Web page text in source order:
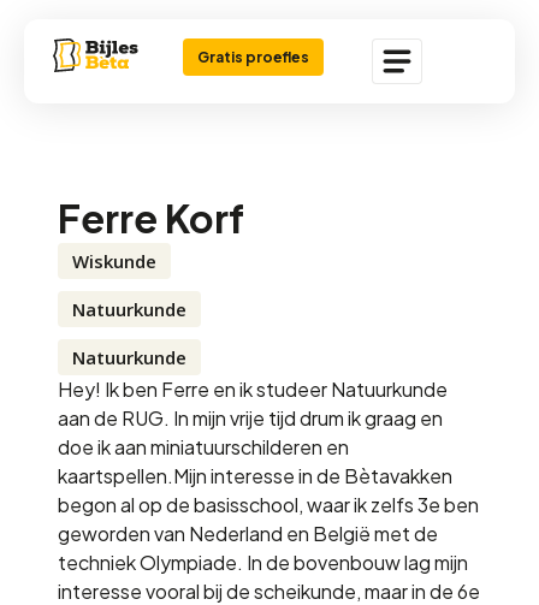
Gratis proefles
Ferre Korf
Wiskunde
Natuurkunde
Natuurkunde
Hey! Ik ben Ferre en ik studeer Natuurkunde
aan de RUG. In mijn vrije tijd drum ik graag en
doe ik aan miniatuurschilderen en
kaartspellen.Mijn interesse in de Bètavakken
begon al op de basisschool, waar ik zelfs 3e ben
geworden van Nederland en België met de
techniek Olympiade. In de bovenbouw lag mijn
interesse vooral bij de scheikunde, maar in de 6e